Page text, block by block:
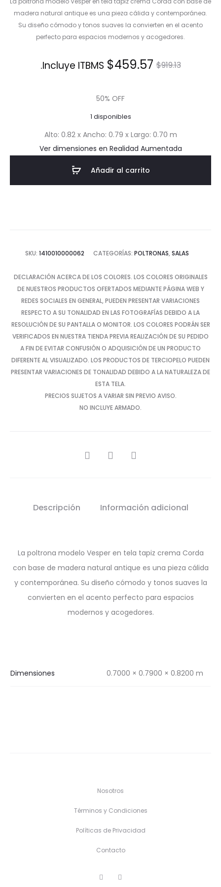
madera natural antique es una pieza cálida y contemporánea.
Su diseño cómodo y tonos suaves la convierten en el acento
perfecto para espacios modernos y acogedores.
$919.13
El
original
era:
$919.13.
$459.57
El
actual
es:
$459.57.
Incluye ITBMS.
50% OFF
1 disponibles
Alto: 0.82 x Ancho: 0.79 x Largo: 0.70 m
Ver dimensiones en Realidad Aumentada
Añadir al carrito
SKU: 1410010000062 CATEGORÍAS: POLTRONAS, SALAS
DECLARACIÓN ACERCA DE LOS COLORES. LOS COLORES ORIGINALES
DE NUESTROS PRODUCTOS OFERTADOS MEDIANTE PÁGINA WEB Y
REDES SOCIALES EN GENERAL, PUEDEN PRESENTAR VARIACIONES
RESPECTO A SU TONALIDAD EN LAS FOTOGRAFÍAS DEBIDO A LA
RESOLUCIÓN DE SU PANTALLA O MONITOR. LOS COLORES PODRÁN SER
VERIFICADOS EN NUESTRA TIENDA PREVIA REALIZACIÓN DE SU PEDIDO
A FIN DE EVITAR CONFUSIÓN O ADQUISICIÓN DE UN PRODUCTO
DIFERENTE AL VISUALIZADO. LOS PRODUCTOS DE TERCIOPELO PUEDEN
PRESENTAR VARIACIONES DE TONALIDAD DEBIDO A LA NATURALEZA DE
ESTA TELA.
PRECIOS SUJETOS A VARIAR SIN PREVIO AVISO.
NO INCLUYE ARMADO.
SHARE
Descripción Información adicional
La poltrona modelo Vesper en tela tapiz crema Corda
con base de madera natural antique es una pieza cálida
y contemporánea. Su diseño cómodo y tonos suaves la
convierten en el acento perfecto para espacios
modernos y acogedores.
Dimensiones 0.7000 × 0.7900 × 0.8200 m
Nosotros
Términos y Condiciones
Políticas de Privacidad
Contacto